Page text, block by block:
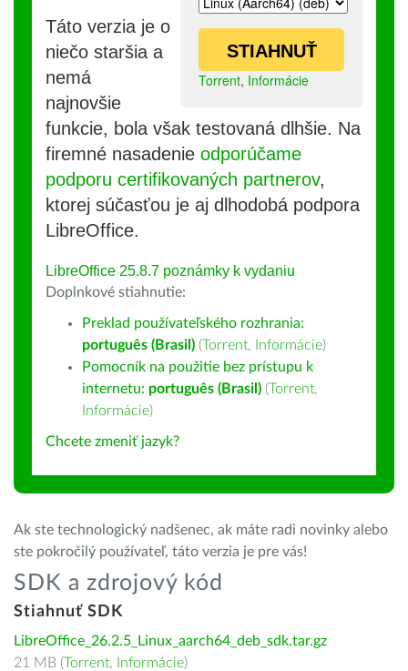
STIAHNUŤ
Torrent, Informácie
Táto verzia je o
niečo staršia a
nemá
najnovšie
funkcie, bola však testovaná dlhšie. Na
firemné nasadenie odporúčame
podporu certifikovaných partnerov,
ktorej súčasťou je aj dlhodobá podpora
LibreOffice.
LibreOffice 25.8.7 poznámky k vydaniu
Doplnkové stiahnutie:
Preklad používateľského rozhrania:
português (Brasil) (Torrent, Informácie)
Pomocník na použitie bez prístupu k
internetu: português (Brasil) (Torrent,
Informácie)
Chcete zmeniť jazyk?
Ak ste technologický nadšenec, ak máte radi novinky alebo
ste pokročilý používateľ, táto verzia je pre vás!
SDK a zdrojový kód
Stiahnuť SDK
LibreOffice_26.2.5_Linux_aarch64_deb_sdk.tar.gz
21 MB (Torrent, Informácie)